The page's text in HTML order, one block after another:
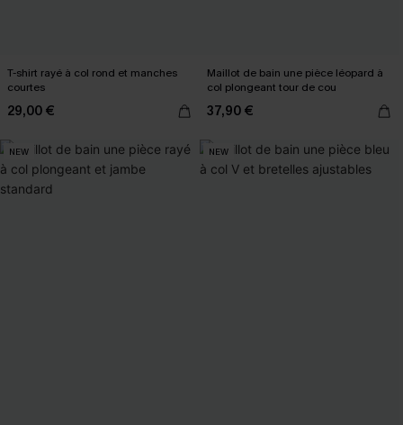
T-shirt rayé à col rond et manches
courtes
29,00 €
Maillot de bain une pièce léopard à
col plongeant tour de cou
37,90 €
NEW NEW